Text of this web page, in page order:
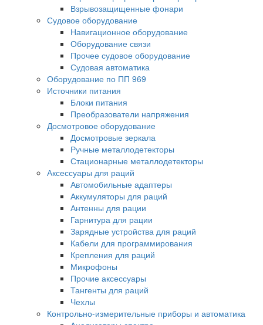
Взрывозащищенные фонари
Судовое оборудование
Навигационное оборудование
Оборудование связи
Прочее судовое оборудование
Судовая автоматика
Оборудование по ПП 969
Источники питания
Блоки питания
Преобразователи напряжения
Досмотровое оборудование
Досмотровые зеркала
Ручные металлодетекторы
Стационарные металлодетекторы
Аксессуары для раций
Автомобильные адаптеры
Аккумуляторы для раций
Антенны для рации
Гарнитура для рации
Зарядные устройства для раций
Кабели для программирования
Крепления для раций
Микрофоны
Прочие аксессуары
Тангенты для раций
Чехлы
Контрольно-измерительные приборы и автоматика